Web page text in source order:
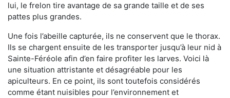
lui, le frelon tire avantage de sa grande taille et de ses
pattes plus grandes.
Une fois l’abeille capturée, ils ne conservent que le thorax.
Ils se chargent ensuite de les transporter jusqu’à leur nid à
Sainte-Féréole afin d’en faire profiter les larves. Voici là
une situation attristante et désagréable pour les
apiculteurs. En ce point, ils sont toutefois considérés
comme étant nuisibles pour l’environnement et